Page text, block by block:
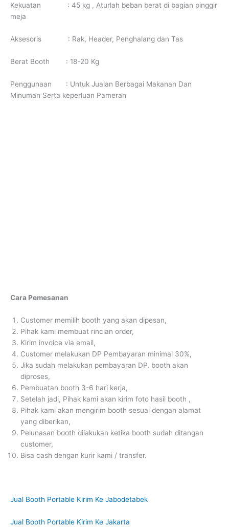
Kekuatan : 45 kg , Aturlah beban berat di bagian pinggir
meja
Aksesoris : Rak, Header, Penghalang dan Tas
Berat Booth : 18-20 Kg
Penggunaan : Untuk Jualan Berbagai Makanan Dan
Minuman Serta keperluan Pameran
Cara Pemesanan
Customer memilih booth yang akan dipesan,
Pihak kami membuat rincian order,
Kirim invoice via email,
Customer melakukan DP Pembayaran minimal 30%,
Jika sudah melakukan pembayaran DP, booth akan
diproses,
Pembuatan booth 3-6 hari kerja,
Setelah jadi, Pihak kami akan kirim foto hasil booth ,
Pihak kami akan mengirim booth sesuai dengan alamat
yang diberikan,
Pelunasan booth dilakukan ketika booth sudah ditangan
customer,
Bisa cash dengan kurir kami / transfer.
Jual Booth Portable Kirim Ke Jabodetabek
Jual Booth Portable Kirim Ke Jakarta